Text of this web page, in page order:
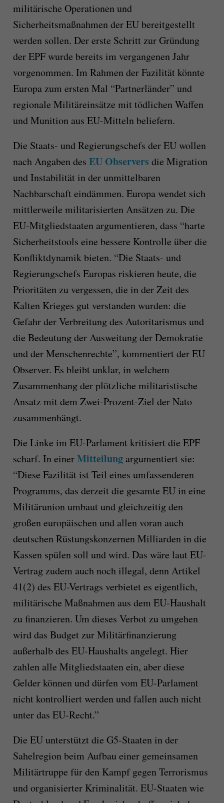
militärische Operationen und
Sicherheitsmaßnahmen der EU bereitgestellt
werden sollen. Der erste Schritt zur Gründung
der EPF wurde bereits im vergangenen Jahr
vorgenommen. Im Rahmen der Fazilität könnte
Europa zum ersten Mal “Partnerländer” und
regionale Militäreinsätze mit tödlichen Waffen
und Munition aus EU-Mitteln beliefern.
Die Staats- und Regierungschefs der EU wollen
nach Angaben des EU Observers die Migration
und Instabilität in der unmittelbaren
Nachbarschaft eindämmen. Europa wendet sich
mittlerweile militarisierten Ansätzen zu. Die
EU-Mitgliedstaaten argumentieren, dass “harte
Sicherheitstools eine bessere Kontrolle über die
Konfliktdynamik bieten. “Die Staats- und
Regierungschefs Europas riskieren heute, die
Prioritäten zu vergessen, die in der Zeit des
Kalten Krieges gut verstanden wurden: die
Gefahr der Verbreitung des Autoritarismus und
die Bedeutung der Ausweitung der Demokratie
und der Menschenrechte”, kommentiert der EU
Observer. Es bleibt unklar, in welchem
Zusammenhang der plötzliche militaristische
Ansatz mit dem Zwei-Prozent-Ziel der Nato
zusammenhängt.
Die Linke im EU-Parlament kritisiert die EPF
scharf. In einerMitteilungargumentiert sie:
“Diese Fazilität ist Teil eines umfassenderen
Programms, das derzeit die gesamte EU in eine
Militärunion umbaut und gleichzeitig den
großen europäischen und allen voran auch
deutschen Rüstungskonzernen Milliarden in die
Kassen spülen soll und wird. Das wäre laut EU-
Vertrag zudem auch noch illegal, denn Artikel
41(2) des EU-Vertrags verbietet es eigentlich,
militärische Maßnahmen aus dem EU-Haushalt
zu finanzieren. Um dieses Verbot zu umgehen
wird das Budget zur Militärfinanzierung
außerhalb des EU-Haushalts angelegt. Hier
zahlen alle Mitgliedstaaten ein, aber diese
Gelder können und dürfen vom EU-Parlament
nicht kontrolliert werden und fallen auch nicht
unter das EU-Recht.”
Die EU unterstützt die G5-Staaten in der
Sahelregion beim Aufbau einer gemeinsamen
Militärtruppe für den Kampf gegen Terrorismus
und organisierter Kriminalität. EU-Staaten wie